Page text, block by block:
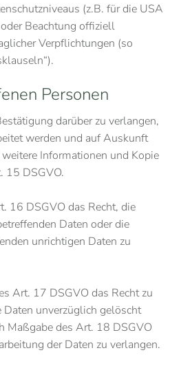
(z.B. für die USA
Beachtung offiziell
Verpflichtungen (so
Personen
darüber zu verlangen,
werden und auf Auskunft
Informationen und Kopie
15 DSGVO.
16 DSGVO das Recht, die
Daten oder die
unrichtigen Daten zu
Art. 17 DSGVO das Recht zu
unverzüglich gelöscht
Maßgabe des Art. 18 DSGVO
der Daten zu verlangen.